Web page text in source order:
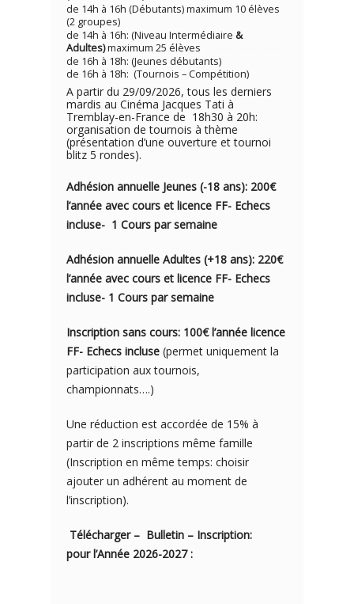
de 14h à 16h (Débutants) maximum 10 élèves
(2 groupes)
de 14h à 16h: (Niveau Intermédiaire &
Adultes)maximum 25 élèves
de 16h à 18h: (Jeunes débutants)
de 16h à 18h: (Tournois – Compétition)
A partir du 29/09/2026, tous les derniers
mardis au Cinéma Jacques Tati à
Tremblay-en-France de 18h30 à 20h:
organisation de tournois à thème
(présentation d’une ouverture et tournoi
blitz 5 rondes).
Adhésion annuelle Jeunes (-18 ans): 200€
l’année avec cours et licence FF- Echecs
incluse- 1 Cours par semaine
Adhésion annuelle Adultes (+18 ans): 220€
l’année avec cours et licence FF- Echecs
incluse- 1 Cours par semaine
Inscription sans cours: 100€ l’année licence
FF- Echecs incluse (permet uniquement la
participation aux tournois,
championnats….)
Une réduction est accordée de 15% à
partir de 2 inscriptions même famille
(Inscription en même temps: choisir
ajouter un adhérent au moment de
l’inscription).
Télécharger – Bulletin – Inscription:
pour l’Année 2026-2027 :